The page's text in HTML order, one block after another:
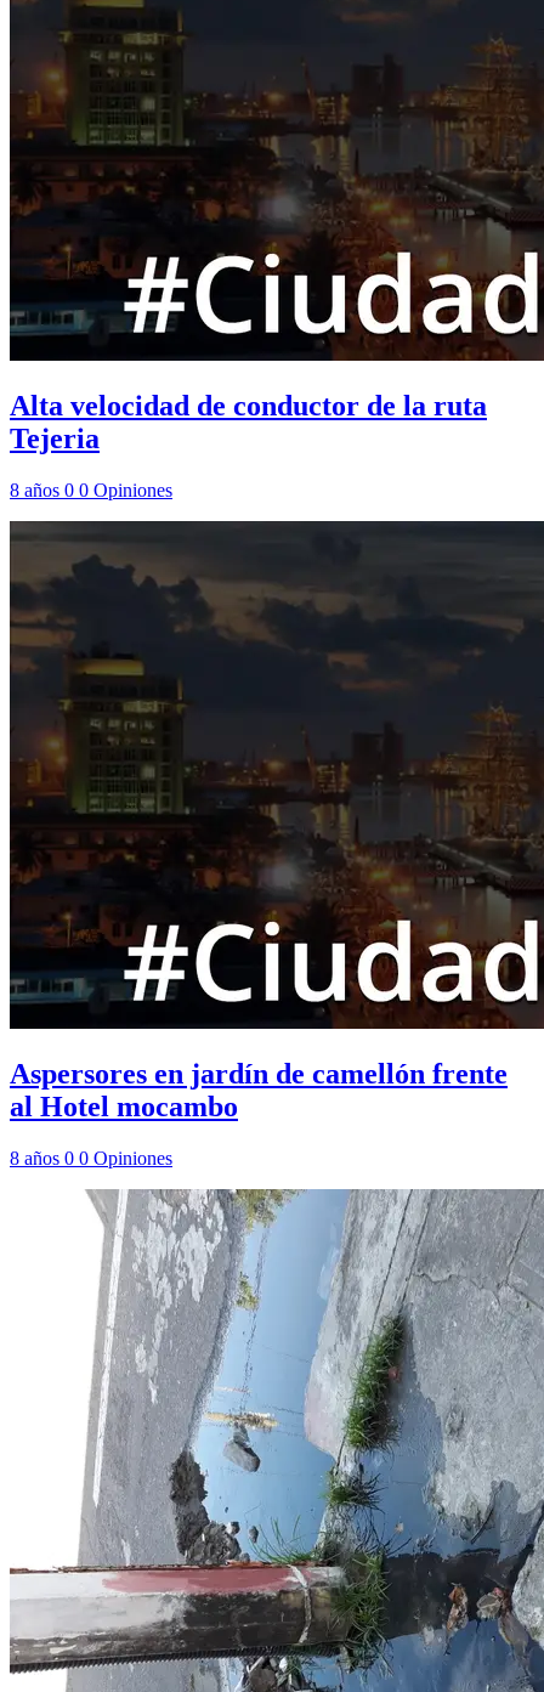
Alta velocidad de conductor de la ruta
Tejeria
8 años 0 0 Opiniones
Aspersores en jardín de camellón frente
al Hotel mocambo
8 años 0 0 Opiniones